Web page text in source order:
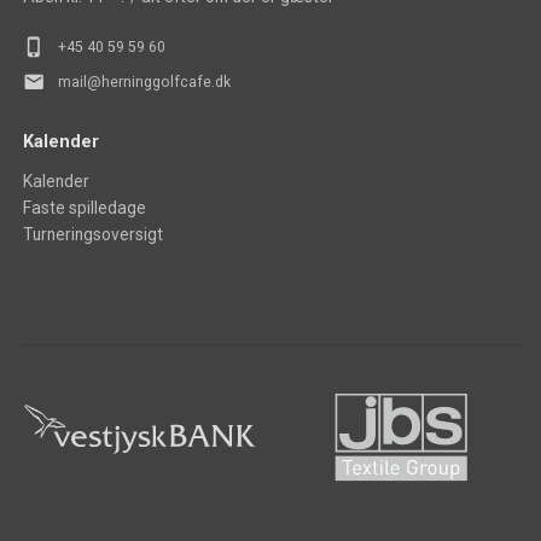
phone_iphone +45 40 59 59 60
mail mail@herninggolfcafe.dk
Kalender
Kalender
Faste spilledage
Turneringsoversigt